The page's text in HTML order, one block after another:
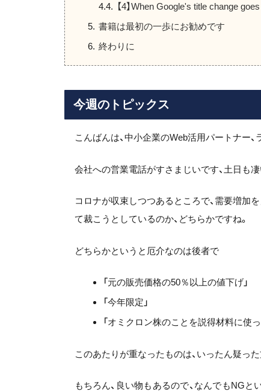
【4】When Google's title change
書籍は最初の一歩にお勧めです
終わりに
今週のトピックス
こんばんは、中小企業のWeb活用パートナー
会社への営業電話がすさまじいです、土日も
コロナが収束しつつあるところで、需要増加
て裁こうとしているのか、どちらかですね。
どちらかというと厄介なのは後者で
「元の販売価格の50％以上の値下げ」
「今年限定」
「オミクロン株のことを説得材料に使っ
このあたりが重なったものは、いったん疑っ
もちろん、良い物もあるので、なんでもNG